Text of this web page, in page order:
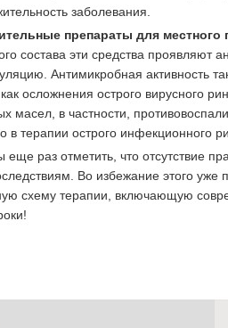
заболевания.
препараты для местного
состава эти средства проявляют
Антимикробная активность
осложнения острого вирусного
масел, в частности,
в терапии острого инфекционного
раз отметить, что отсутствие
Во избежание этого
схему терапии, включающую